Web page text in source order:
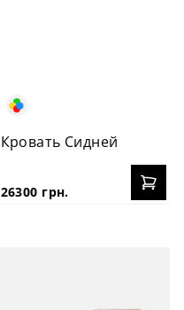
Кровать Сидней
26300 грн.